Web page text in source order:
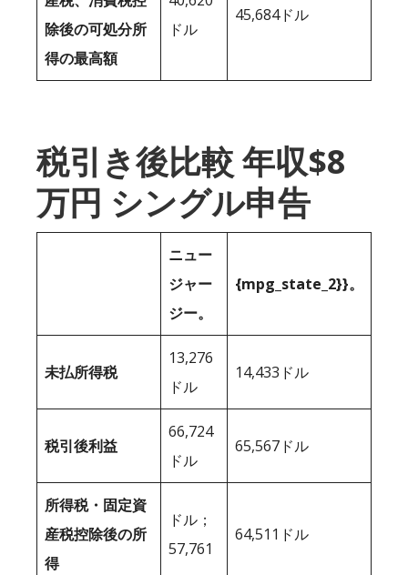
除後の可処分所
得の最高額
ドル
45,684ドル
税引き後比較 年収$8
万円 シングル申告
ニュー
ジャー
ジー。
{mpg_state_2}}。
未払所得税
13,276
ドル
14,433ドル
税引後利益
66,724
ドル
65,567ドル
所得税・固定資
産税控除後の所
得
ドル；
57,761
64,511ドル